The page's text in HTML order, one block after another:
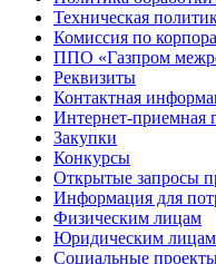
Техническая
Комиссия по
ППО «Газпром
Реквизиты
Контактная
Интернет-приемная
Закупки
Конкурсы
Открытые запросы
Информация для
Физическим лицам
Юридическим
Социальные